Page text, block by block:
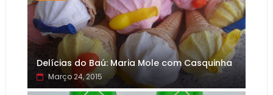
Delícias do Baú: Maria Mole com Casquinha
Março 24, 2015